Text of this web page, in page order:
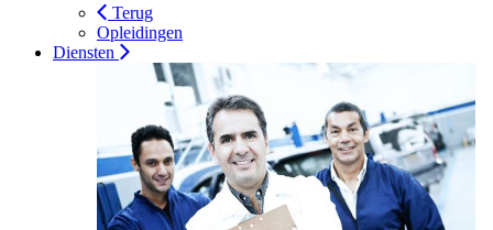
Terug
Opleidingen
Diensten